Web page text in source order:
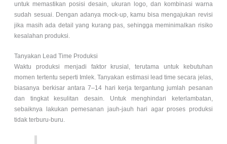
untuk memastikan posisi desain, ukuran logo, dan kombinasi warna
sudah sesuai. Dengan adanya mock-up, kamu bisa mengajukan revisi
jika masih ada detail yang kurang pas, sehingga meminimalkan risiko
kesalahan produksi.
Tanyakan Lead Time Produksi
Waktu produksi menjadi faktor krusial, terutama untuk kebutuhan
momen tertentu seperti Imlek. Tanyakan estimasi lead time secara jelas,
biasanya berkisar antara 7–14 hari kerja tergantung jumlah pesanan
dan tingkat kesulitan desain. Untuk menghindari keterlambatan,
sebaiknya lakukan pemesanan jauh-jauh hari agar proses produksi
tidak terburu-buru.